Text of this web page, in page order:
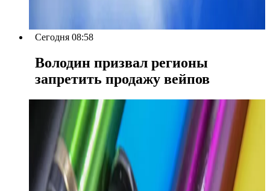
Сегодня 08:58
Володин призвал регионы
запретить продажу вейпов